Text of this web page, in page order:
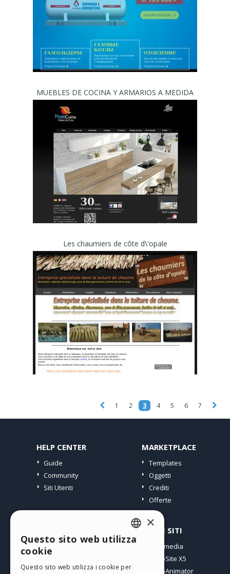
MUEBLES DE COCINA Y ARMARIOS A MEDIDA
Les chaumiers de côte d\'opale
1 2 3 4 5 6 7
HELP CENTER
Guide
Community
Siti Utenti
MARKETPLACE
Templates
Oggetti
Crediti
Offerte
I miei post
I miei Download
ALTRI SITI
Incomedia
WebSite X5
WebAnimator
ENGLISH
×
Questo sito web utilizza
cookie
Questo sito web utilizza i cookie per